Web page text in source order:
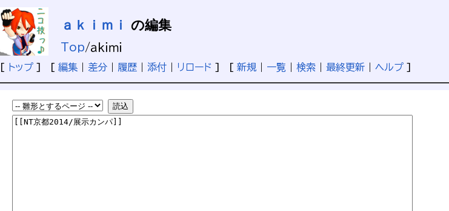
ａｋｉｍｉ の編集
Top/ａｋｉｍｉ
[ トップ ] [ 編集 差分 履歴 添付 リロード ] [ 新規 一覧 検索 最終更新 ヘルプ ]